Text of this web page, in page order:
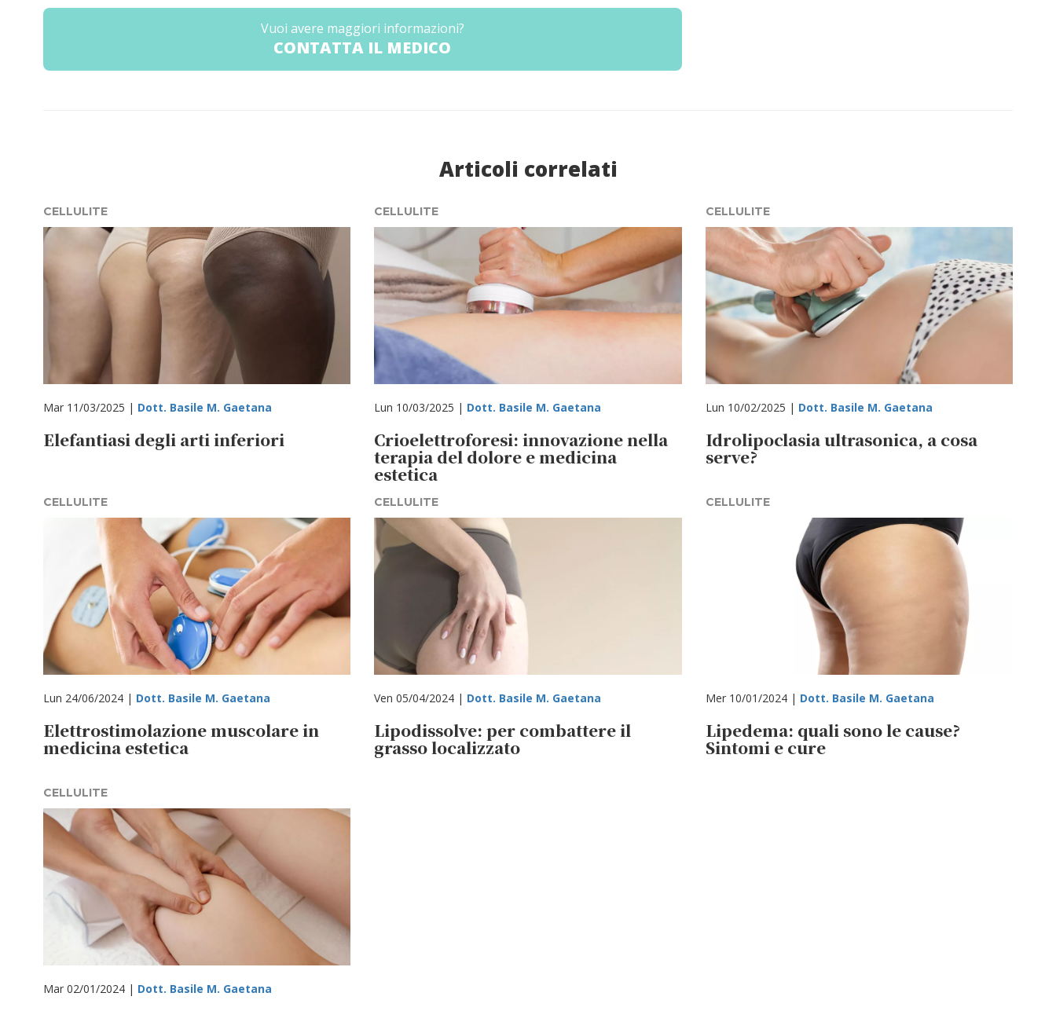
Vuoi avere maggiori informazioni?
CONTATTA IL MEDICO
Articoli correlati
CELLULITE
Mar 11/03/2025 | Dott. Basile M. Gaetana
Elefantiasi degli arti inferiori
CELLULITE
Lun 10/03/2025 | Dott. Basile M. Gaetana
Crioelettroforesi: innovazione nella
terapia del dolore e medicina
estetica
CELLULITE
Lun 10/02/2025 | Dott. Basile M. Gaetana
Idrolipoclasia ultrasonica, a cosa
serve?
CELLULITE
Lun 24/06/2024 | Dott. Basile M. Gaetana
Elettrostimolazione muscolare in
medicina estetica
CELLULITE
Ven 05/04/2024 | Dott. Basile M. Gaetana
Lipodissolve: per combattere il
grasso localizzato
CELLULITE
Mer 10/01/2024 | Dott. Basile M. Gaetana
Lipedema: quali sono le cause?
Sintomi e cure
CELLULITE
Mar 02/01/2024 | Dott. Basile M. Gaetana